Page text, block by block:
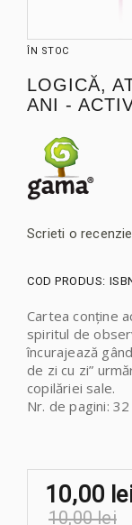
ÎN STOC
LOGICĂ,
ANI -
Scrieti o recenzie
COD PRODUS:
Cartea conține
spiritul de
încurajează
de zi cu zi”
copilăriei sale.
Nr. de pagini: 32
10,00
10,00 lei